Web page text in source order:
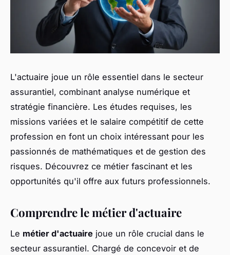
L'actuaire joue un rôle essentiel dans le secteur
assurantiel, combinant analyse numérique et
stratégie financière. Les études requises, les
missions variées et le salaire compétitif de cette
profession en font un choix intéressant pour les
passionnés de mathématiques et de gestion des
risques. Découvrez ce métier fascinant et les
opportunités qu'il offre aux futurs professionnels.
Comprendre le métier d'actuaire
Le métier d'actuaire joue un rôle crucial dans le
secteur assurantiel. Chargé de concevoir et de